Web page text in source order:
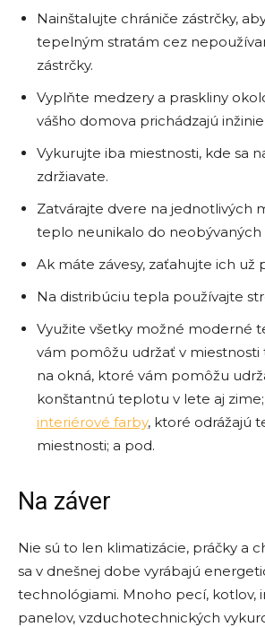
Nainštalujte chrániče zástrčky,
tepelným stratám cez
zástrčky.
Vyplňte medzery a praskliny
vášho domova prichádzajú
Vykurujte iba miestnosti, kde sa
zdržiavate.
Zatvárajte dvere na jednotlivých
teplo neunikalo do neobývaných
Ak máte závesy, zaťahujte ich už
Na distribúciu tepla používajte
Využite všetky možné moderné
vám pomôžu udržať v miestnosti
na okná, ktoré vám pomôžu
konštantnú teplotu v lete aj zime;
interiérové farby, ktoré odrážajú
miestnosti; a pod.
Na záver
Nie sú to len klimatizácie, práčky a
sa v dnešnej dobe vyrábajú
technológiami. Mnoho pecí, kotlov,
panelov, vzduchotechnických